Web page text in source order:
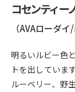
コセンティー
（AVAローダイ/
明るいルビー色
トを出していま
ルーベリー、野